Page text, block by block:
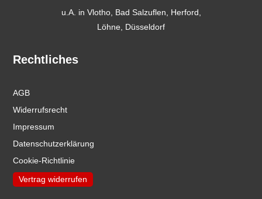
u.A. in Vlotho, Bad Salzuflen, Herford,
Löhne, Düsseldorf
Rechtliches
AGB
Widerrufsrecht
Impressum
Datenschutzerklärung
Cookie-Richtlinie
Vertrag widerrufen